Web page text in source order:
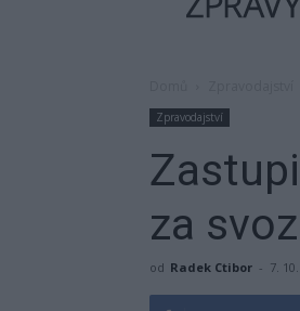
Zpravodajství
za
od Radek Ctibor - 7.